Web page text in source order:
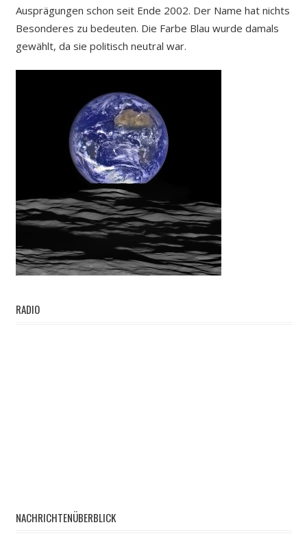
Ausprägungen schon seit Ende 2002. Der Name hat nichts
Besonderes zu bedeuten. Die Farbe Blau wurde damals
gewählt, da sie politisch neutral war.
RADIO
NACHRICHTENÜBERBLICK